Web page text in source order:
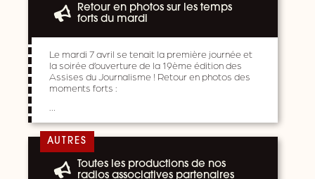
Retour en photos sur les temps
forts du mardi
Le mardi 7 avril se tenait la première journée et
la soirée d’ouverture de la 19ème édition des
Assises du Journalisme ! Retour en photos des
moments forts :
AUTRES
Toutes les productions de nos
radios associatives partenaires